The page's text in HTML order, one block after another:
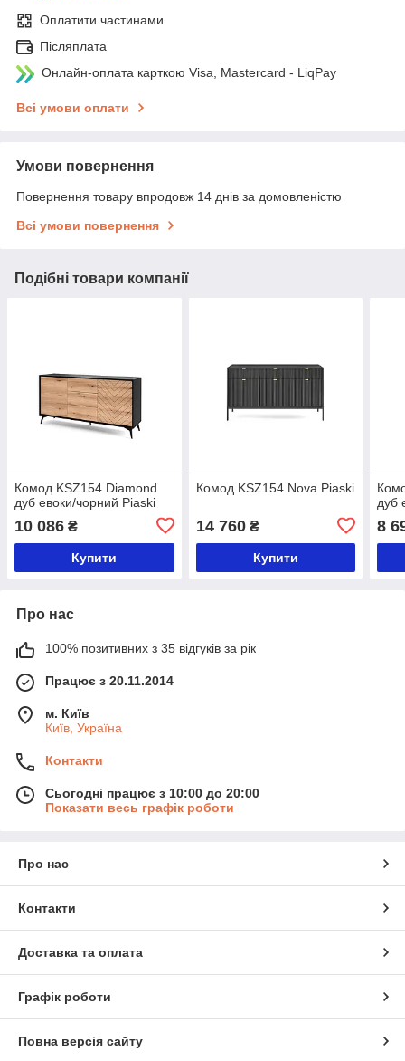
Оплатити частинами
Післяплата
Онлайн-оплата карткою Visa, Mastercard - LiqPay
Всі умови оплати
Умови повернення
Повернення товару впродовж 14 днів за домовленістю
Всі умови повернення
Подібні товари компанії
Комод KSZ154 Diamond
дуб евоки/чорний Piaski
10 086 ₴
Купити
Комод KSZ154 Nova Piaski
14 760₴
Купити
дуб
8
Про нас
100% позитивних з 35 відгуків за рік
Працює з 20.11.2014
м. Київ
Київ, Україна
Контакти
Сьогодні працює з 10:00 до 20:00
Показати весь графік роботи
Про нас
Контакти
Доставка та оплата
Графік роботи
Повна версія сайту